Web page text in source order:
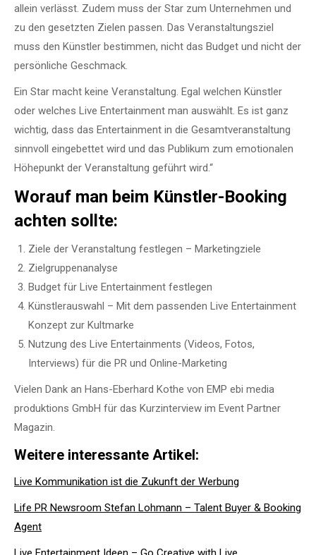
allein verlässt. Zudem muss der Star zum Unternehmen und
zu den gesetzten Zielen passen. Das Veranstaltungsziel
muss den Künstler bestimmen, nicht das Budget und nicht der
persönliche Geschmack.
Ein Star macht keine Veranstaltung. Egal welchen Künstler
oder welches Live Entertainment man auswählt. Es ist ganz
wichtig, dass das Entertainment in die Gesamtveranstaltung
sinnvoll eingebettet wird und das Publikum zum emotionalen
Höhepunkt der Veranstaltung geführt wird.“
Worauf man beim Künstler-Booking
achten sollte:
Ziele der Veranstaltung festlegen – Marketingziele
Zielgruppenanalyse
Budget für Live Entertainment festlegen
Künstlerauswahl – Mit dem passenden Live Entertainment
Konzept zur Kultmarke
Nutzung des Live Entertainments (Videos, Fotos,
Interviews) für die PR und Online-Marketing
Vielen Dank an Hans-Eberhard Kothe von EMP ebi media
produktions GmbH für das Kurzinterview im Event Partner
Magazin.
Weitere interessante Artikel:
Live Kommunikation ist die Zukunft der Werbung
Life PR Newsroom Stefan Lohmann – Talent Buyer & Booking
Agent